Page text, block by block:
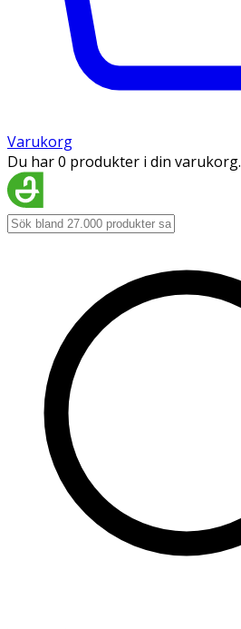
Varukorg
Du har 0 produkter i din varukorg.